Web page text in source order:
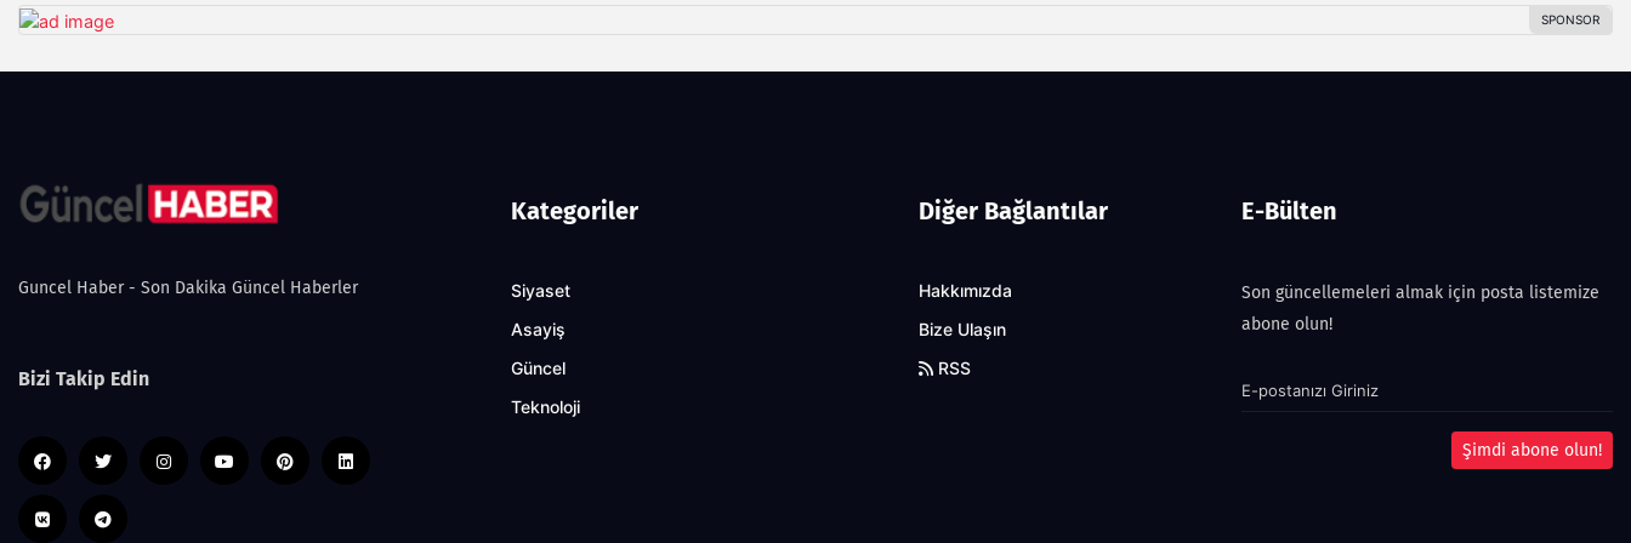
Guncel Haber - Son Dakika Güncel Haberler
Bizi Takip Edin
Kategoriler
Siyaset
Asayiş
Güncel
Teknoloji
Diğer Bağlantılar
Hakkımızda
Bize Ulaşın
RSS
E-Bülten
Son güncellemeleri almak için posta listemize
abone olun!
Şimdi abone olun!